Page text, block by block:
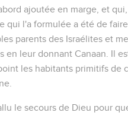
ajoutée en marge, et
qui l'a formulée a été de
parents des Israélites et
en leur donnant Canaan. Il
les habitants primitifs de
le secours de Dieu pour